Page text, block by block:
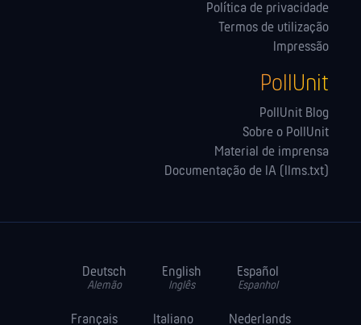
Política de privacidade
Termos de utilização
Impressão
PollUnit
PollUnit Blog
Sobre o PollUnit
Material de imprensa
Documentação de IA (llms.txt)
Deutsch
Alemão
English
Inglês
Español
Espanhol
Français Italiano Nederlands